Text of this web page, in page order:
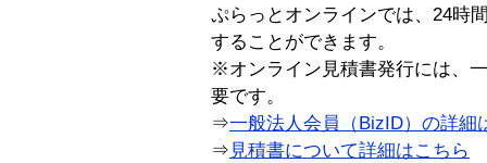
ぷらっとオンラインでは、24時
することができます。
※オンライン見積書発行には、
要です。
⇒一般法人会員（BizID）の詳細
⇒ 見積書について詳細はこちら